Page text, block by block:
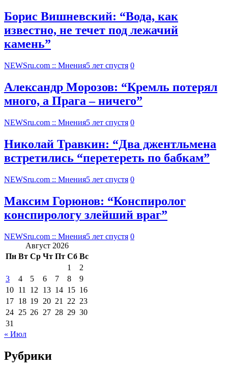
Борис Вишневский: “Вода, как
известно, не течет под лежачий
камень”
NEWSru.com :: Мнения5 лет спустя 0
Александр Морозов: “Кремль потерял
много, а Прага – ничего”
NEWSru.com :: Мнения5 лет спустя 0
Николай Травкин: “Два джентльмена
встретились “перетереть по бабкам”
NEWSru.com :: Мнения5 лет спустя 0
Максим Горюнов: “Конспиролог
конспирологу злейший враг”
NEWSru.com :: Мнения5 лет спустя 0
Август 2026
Пн Вт Ср Чт Пт Сб Вс
1
2
3
4 5 6 7 8
9
10 11 12 13 14 15 16
17 18 19 20 21 22 23
24 25 26 27 28 29 30
31
« Июл
Рубрики